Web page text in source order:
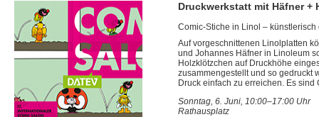
Druckwerkstatt mit Häfner +
Comic-Stiche in Linol – künstlerisch
Auf vorgeschnittenen Linolplatten
und Johannes Häfner in Linoleum
Holzklötzchen auf Druckhöhe
zusammengestellt und so gedruckt
Druck einfach zu erreichen. Es
Sonntag, 6. Juni, 10:00–17:00 Uhr
Rathausplatz